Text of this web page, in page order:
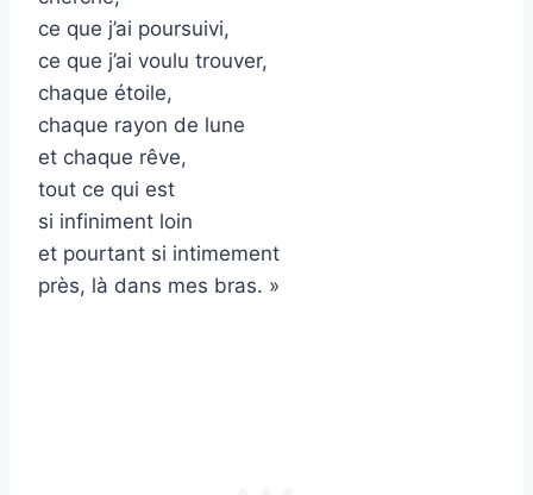
ce que j’ai poursuivi,
ce que j’ai voulu trouver,
chaque étoile,
chaque rayon de lune
et chaque rêve,
tout ce qui est
si infiniment loin
et pourtant si intimement
près, là dans mes bras. »